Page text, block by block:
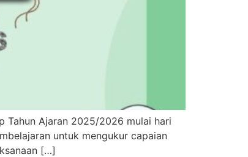
Tahun Ajaran 2025/2026 mulai hari
untuk mengukur capaian
[…]